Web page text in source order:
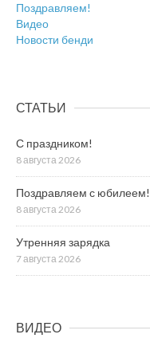
Поздравляем!
Видео
Новости бенди
СТАТЬИ
С праздником!
8 августа 2026
Поздравляем с юбилеем!
8 августа 2026
Утренняя зарядка
7 августа 2026
ВИДЕО